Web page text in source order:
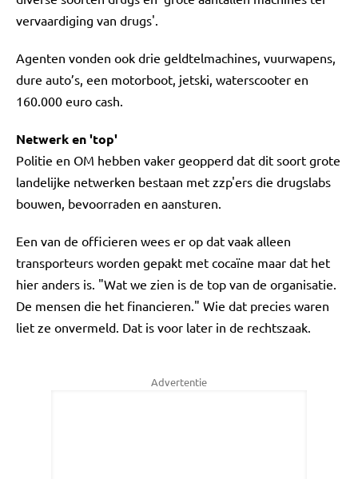
vervaardiging van drugs'.
Agenten vonden ook drie geldtelmachines, vuurwapens,
dure auto’s, een motorboot, jetski, waterscooter en
160.000 euro cash.
Netwerk en 'top'
Politie en OM hebben vaker geopperd dat dit soort grote
landelijke netwerken bestaan met zzp'ers die drugslabs
bouwen, bevoorraden en aansturen.
Een van de officieren wees er op dat vaak alleen
transporteurs worden gepakt met cocaïne maar dat het
hier anders is. "Wat we zien is de top van de organisatie.
De mensen die het financieren." Wie dat precies waren
liet ze onvermeld. Dat is voor later in de rechtszaak.
Advertentie